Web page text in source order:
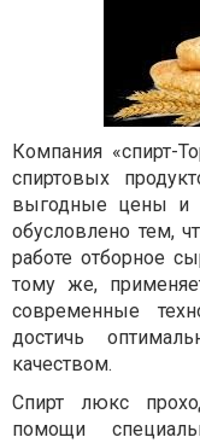
Компания «спирт-
спиртовых
выгодные цены и
обусловлено тем,
работе отборное
тому же,
современные
достичь
качеством.
Спирт люкс
помощи